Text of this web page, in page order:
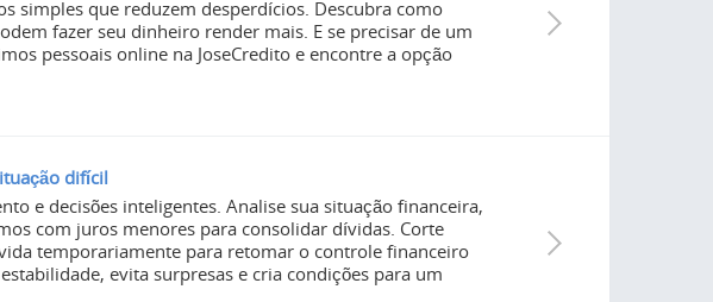
simples que reduzem desperdícios. Descubra como
fazer seu dinheiro render mais. E se precisar de um
pessoais online na JoseCredito e encontre a opção
difícil
e decisões inteligentes. Analise sua situação financeira,
com juros menores para consolidar dívidas. Corte
temporariamente para retomar o controle financeiro
evita surpresas e cria condições para um